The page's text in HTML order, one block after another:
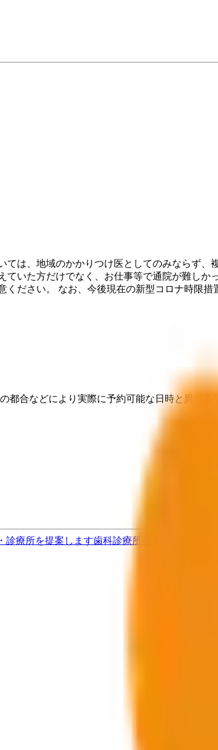
は、地域のかかりつけ医としてのみならず、
いた方だけでなく、お仕事等で通院が難しか
ださい。 なお、今後現在の新型コロナ時限
合などにより実際に予約可能な日時と異なる
診療所を提案します歯科診療所をさがす 歯医者